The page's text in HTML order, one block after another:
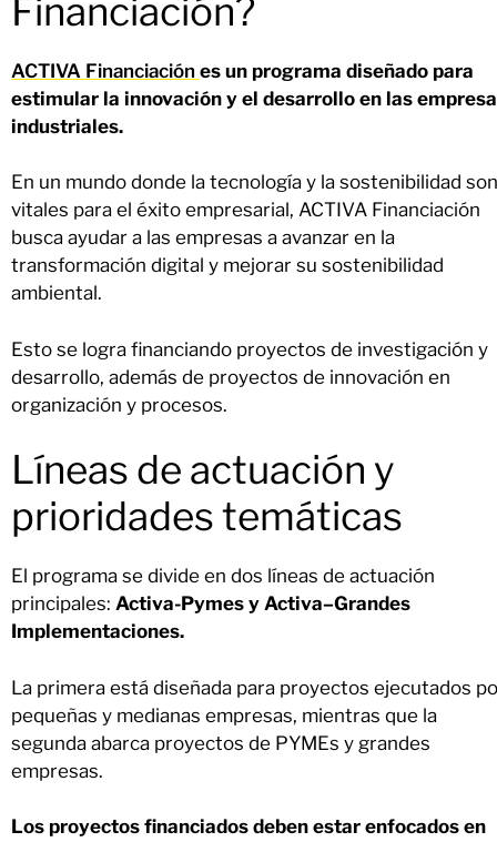
Financiación?
ACTIVA Financiación es un programa diseñado para
estimular la innovación y el desarrollo en las
industriales.
En un mundo donde la tecnología y la sostenibilidad son
vitales para el éxito empresarial, ACTIVA Financiación
busca ayudar a las empresas a avanzar en la
transformación digital y mejorar su sostenibilidad
ambiental.
Esto se logra financiando proyectos de investigación y
desarrollo, además de proyectos de innovación en
organización y procesos.
Líneas de actuación y
prioridades temáticas
El programa se divide en dos líneas de actuación
principales: Activa-Pymes y Activa–Grandes
Implementaciones.
La primera está diseñada para proyectos ejecutados
pequeñas y medianas empresas, mientras que la
segunda abarca proyectos de PYMEs y grandes
empresas.
Los proyectos financiados deben estar enfocados en